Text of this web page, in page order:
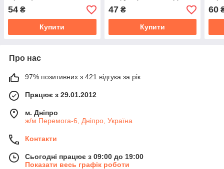
54 ₴
Купити
(Е110)
47₴
Купити
60
Про нас
97% позитивних з 421 відгука за рік
Працює з 29.01.2012
м. Дніпро
ж/м Перемога-6, Дніпро, Україна
Контакти
Сьогодні працює з 09:00 до 19:00
Показати весь графік роботи